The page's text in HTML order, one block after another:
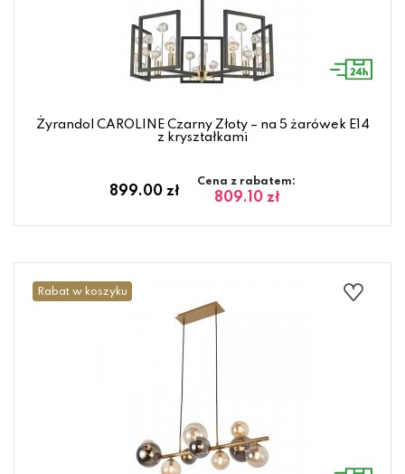
Żyrandol CAROLINE Czarny Złoty – na 5 żarówek E14
z kryształkami
899.00 zł
Cena z rabatem:
809.10 zł
Rabat w koszyku